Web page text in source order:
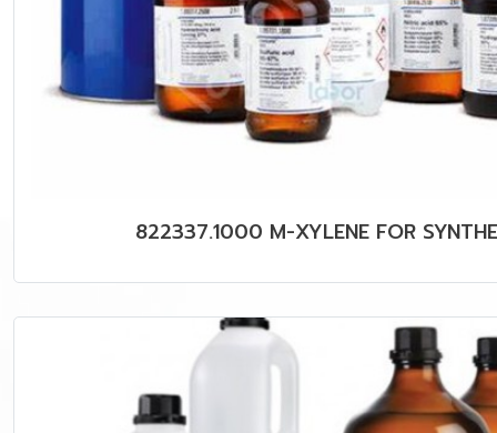
822337.1000 M-XYLENE FOR